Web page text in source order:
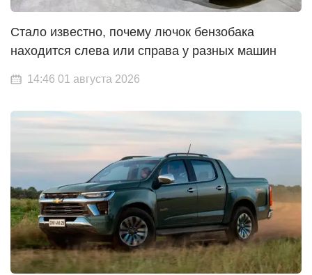
Стало известно, почему лючок бензобака
находится слева или справа у разных машин
14:46 01 августа 2026